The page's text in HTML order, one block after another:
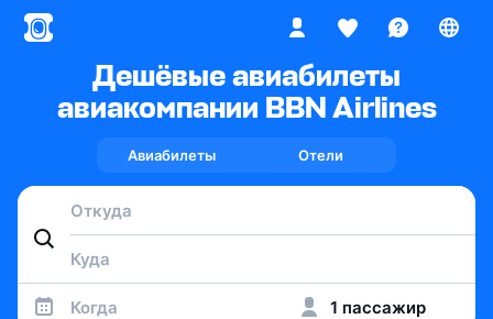
Дешёвые авиабилеты
авиакомпании BBN Airlines
Авиабилеты Отели
Когда 1 пассажир